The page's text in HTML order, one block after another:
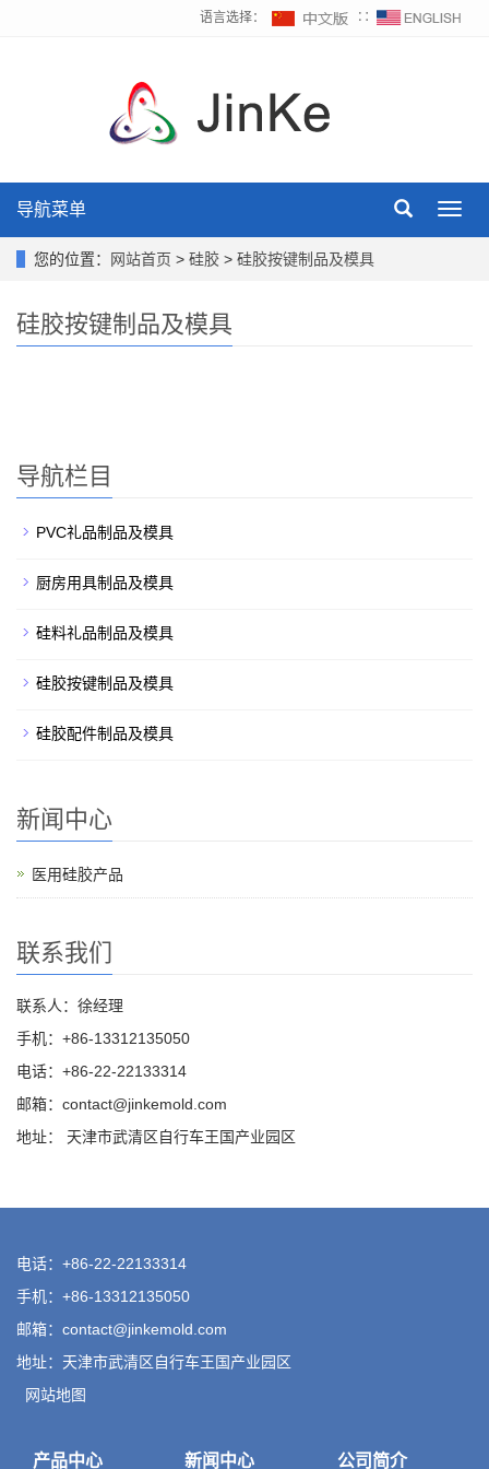
语言选择： ∷
导航菜单
您的位置： 网站首页 > 硅胶 > 硅胶按键制品及模具
硅胶按键制品及模具
导航栏目
PVC礼品制品及模具
厨房用具制品及模具
硅料礼品制品及模具
硅胶按键制品及模具
硅胶配件制品及模具
新闻中心
医用硅胶产品
联系我们
联系人：徐经理
手机：+86-13312135050
电话：+86-22-22133314
邮箱： contact@jinkemold.com
地址： 天津市武清区自行车王国产业园区
电话：+86-22-22133314
手机：+86-13312135050
邮箱： contact@jinkemold.com
地址：天津市武清区自行车王国产业园区
网站地图
产品中心 新闻中心 公司简介